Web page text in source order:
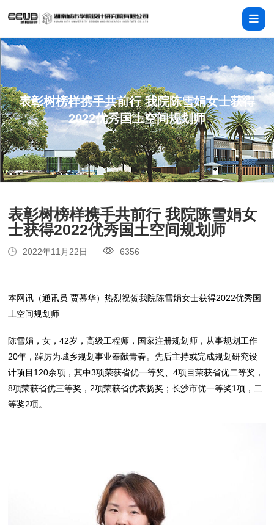
表彰树榜样携手共前行 我院陈雪娟女士获得
2022优秀国土空间规划师
表彰树榜样携手共前行 我院陈雪娟女
士获得2022优秀国土空间规划师
2022年11月22日 6356
本网讯（通讯员 贾慕华）热烈祝贺我院陈雪娟女士获得2022优秀国
土空间规划师
陈雪娟，女，42岁，高级工程师，国家注册规划师，从事规划工作
20年，踔厉为城乡规划事业奉献青春。先后主持或完成规划研究设
计项目120余项，其中3项荣获省优一等奖、4项目荣获省优二等奖，
8项荣获省优三等奖，2项荣获省优表扬奖；长沙市优一等奖1项，二
等奖2项。